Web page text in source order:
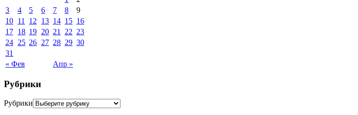
« Фев Апр »
3
4 5 6 7 8
9
10 11 12 13 14 15 16
17 18 19 20 21 22 23
24 25 26 27 28 29 30
31
Рубрики
Рубрики